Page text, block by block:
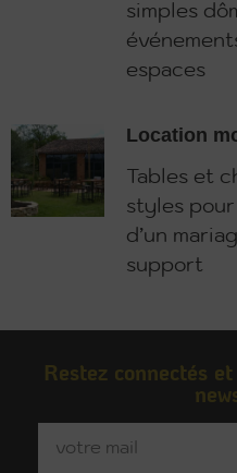
simples
espaces
Location
Tables et
styles
d’un
support
Restez connectés